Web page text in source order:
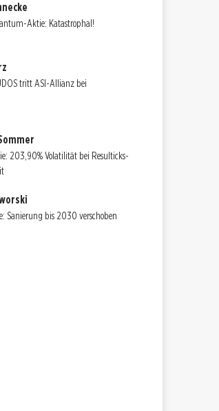
Aktie: Katastrophal!
tritt ASI-Allianz bei
203,90% Volatilität bei Resulticks-
Sanierung bis 2030 verschoben